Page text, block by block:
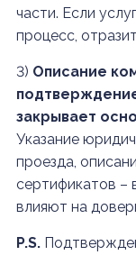
части. Если
процесс,
3) Описание
закрывает
Указание
проезда,
сертификатов –
влияют на
P.S.